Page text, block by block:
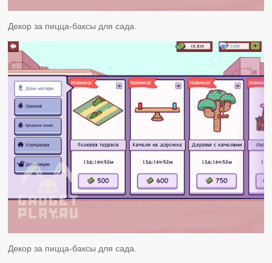
Декор за пицца-баксы для сада.
Декор за пицца-баксы для сада.